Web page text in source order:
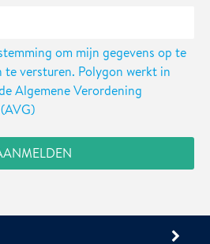
om mijn gegevens op te
te versturen. Polygon werkt in
Algemene Verordening